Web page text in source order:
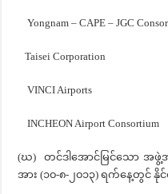
Yongnam – CAPE – JGC
Taisei Corporation
VINCI Airports
INCHEON Airport Consortium
(ဃ) တင်ဒါအောင်မြင်သော အ
အား (၁၀-၈-၂၀၁၃) ရက်နေ့တွင် နို